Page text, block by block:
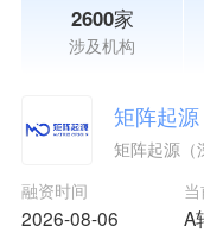
2600家
涉及机构
矩阵起源
矩阵起源（
融资时间
2026-08-06 A